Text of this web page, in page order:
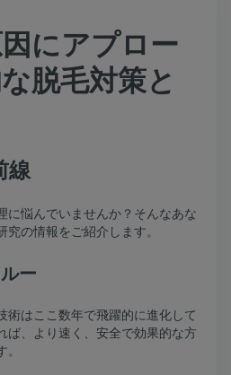
にアプロー
脱毛対策と
線
に悩んでいませんか？そんなあな
の情報をご紹介します。
ー
術はここ数年で飛躍的に進化して
ば、より速く、安全で効果的な方